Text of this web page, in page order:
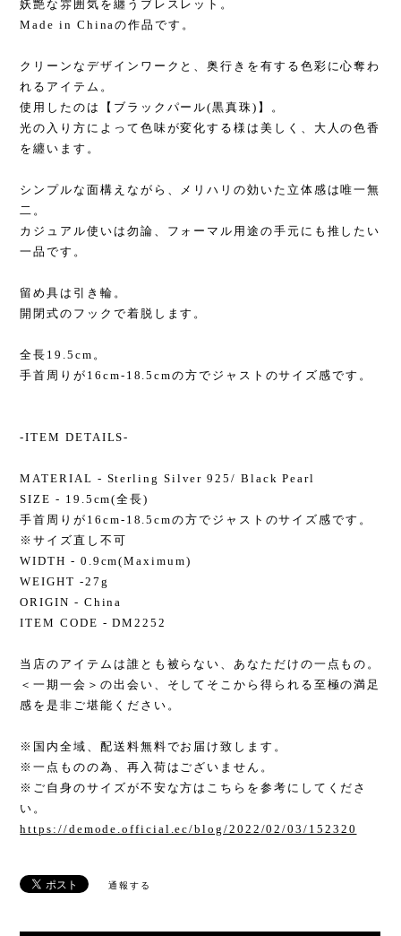
妖艶な雰囲気を纏うブレスレット。
Made in Chinaの作品です。
クリーンなデザインワークと、奥行きを有する色彩に心奪わ
れるアイテム。
使用したのは【ブラックパール(黒真珠)】。
光の入り方によって色味が変化する様は美しく、大人の色香
を纏います。
シンプルな面構えながら、メリハリの効いた立体感は唯一無
二。
カジュアル使いは勿論、フォーマル用途の手元にも推したい
一品です。
留め具は引き輪。
開閉式のフックで着脱します。
全長19.5cm。
手首周りが16cm-18.5cmの方でジャストのサイズ感です。
-ITEM DETAILS-
MATERIAL - Sterling Silver 925/ Black Pearl
SIZE - 19.5cm(全長)
手首周りが16cm-18.5cmの方でジャストのサイズ感です。
※サイズ直し不可
WIDTH - 0.9cm(Maximum)
WEIGHT -27g
ORIGIN - China
ITEM CODE - DM2252
当店のアイテムは誰とも被らない、あなただけの一点もの。
＜一期一会＞の出会い、そしてそこから得られる至極の満足
感を是非ご堪能ください。
※国内全域、配送料無料でお届け致します。
※一点ものの為、再入荷はございません。
※ご自身のサイズが不安な方はこちらを参考にしてくださ
い。
https://demode.official.ec/blog/2022/02/03/152320
通報する